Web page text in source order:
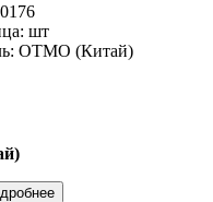
: шт
: OTMO (Китай)